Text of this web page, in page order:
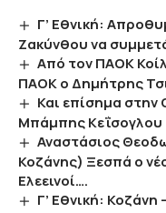
Γ’ Εθνική:
Ζακύνθου να
Από τον ΠΑΟΚ
ΠΑΟΚ ο Δημήτρης
Και επίσημα
Μπάμπης Κεΐσογλου
Αναστάσιος
Κοζάνης) Ξεσπά ο
Ελεεινοί….
Γ’ Εθνική: Κοζάνη